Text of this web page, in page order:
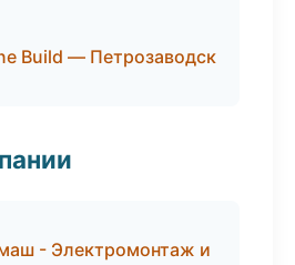
Build — Петрозаводск
- Электромонтаж и